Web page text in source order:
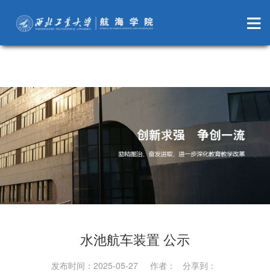
萝莉岛
水池航车装置 公示
发布时间：2025-05-27 作者： 分享到：